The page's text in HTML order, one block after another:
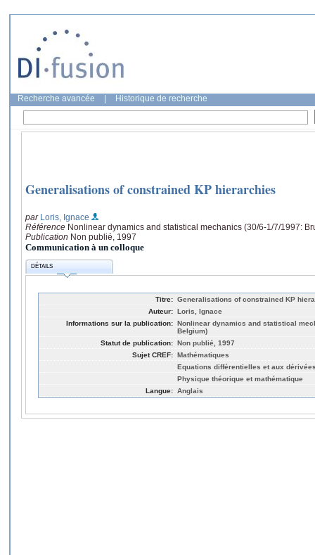
Recherche avancée Historique de recherche
Generalisations of constrained KP hierarchies
par Loris, Ignace
Référence Nonlinear dynamics and statistical mechanics (30/6-1/7/1997:
Publication Non publié, 1997
Communication à un colloque
DÉTAILS
Titre: Generalisations of constrained KP
Auteur: Loris, Ignace
Informations sur la publication: Nonlinear dynamics and statistical
Belgium)
Statut de publication: Non publié, 1997
Sujet CREF: Mathématiques
Equations différentielles et aux
Physique théorique et mathématique
Langue: Anglais